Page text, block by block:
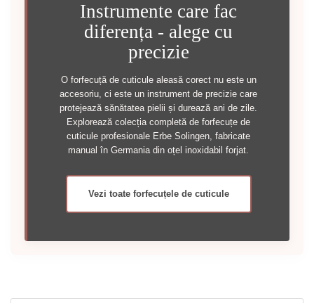
Instrumente care fac
diferența - alege cu
precizie
O forfecuță de cuticule aleasă corect nu este un
accesoriu, ci este un instrument de precizie care
protejează sănătatea pielii și durează ani de zile.
Explorează colecția completă de forfecuțe de
cuticule profesionale Erbe Solingen, fabricate
manual în Germania din oțel inoxidabil forjat.
Vezi toate forfecuțele de cuticule